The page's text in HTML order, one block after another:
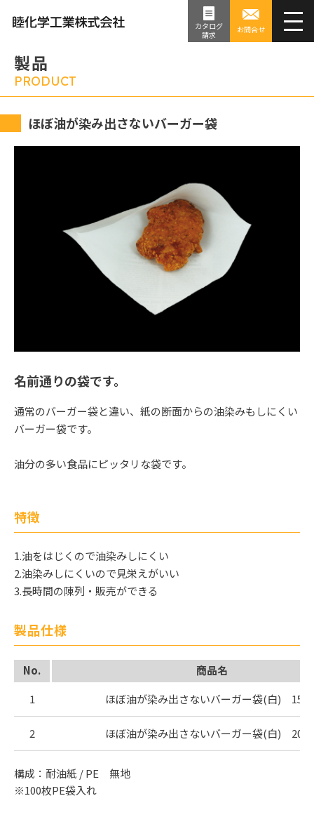
カタログ
請求
お問合せ
製品
PRODUCT
ほぼ油が染み出さないバーガー袋
名前通りの袋です。
通常のバーガー袋と違い、紙の断面からの油染みもしにくい
バーガー袋です。
油分の多い食品にピッタリな袋です。
特徴
1.油をはじくので油染みしにくい
2.油染みしにくいので見栄えがいい
3.長時間の陳列・販売ができる
製品仕様
No.
商品名
1
ほぼ油が染み出さないバーガー袋(白) 150
2 ほぼ油が染み出さないバーガー袋(白) 200
構成：耐油紙 / PE 無地
※100枚PE袋入れ